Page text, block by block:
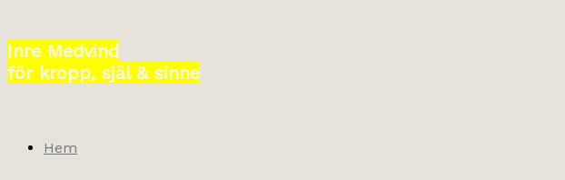
till
innehåll
Inre Medvind
för kropp, själ & sinne
Hem